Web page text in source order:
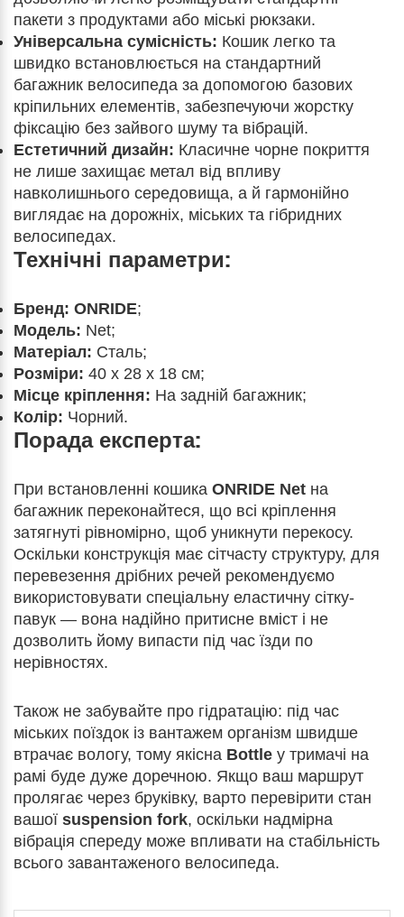
пакети з продуктами або міські рюкзаки.
Універсальна сумісність: Кошик легко та
швидко встановлюється на стандартний
багажник велосипеда за допомогою базових
кріпильних елементів, забезпечуючи жорстку
фіксацію без зайвого шуму та вібрацій.
Естетичний дизайн: Класичне чорне покриття
не лише захищає метал від впливу
навколишнього середовища, а й гармонійно
виглядає на дорожніх, міських та гібридних
велосипедах.
Технічні параметри:
Бренд: ONRIDE;
Модель: Net;
Матеріал: Сталь;
Розміри: 40 x 28 x 18 см;
Місце кріплення: На задній багажник;
Колір: Чорний.
Порада експерта:
При встановленні кошика ONRIDE Net на
багажник переконайтеся, що всі кріплення
затягнуті рівномірно, щоб уникнути перекосу.
Оскільки конструкція має сітчасту структуру, для
перевезення дрібних речей рекомендуємо
використовувати спеціальну еластичну сітку-
павук — вона надійно притисне вміст і не
дозволить йому випасти під час їзди по
нерівностях.
Також не забувайте про гідратацію: під час
міських поїздок із вантажем організм швидше
втрачає вологу, тому якісна Bottle у тримачі на
рамі буде дуже доречною. Якщо ваш маршрут
пролягає через бруківку, варто перевірити стан
вашої suspension fork, оскільки надмірна
вібрація спереду може впливати на стабільність
всього завантаженого велосипеда.